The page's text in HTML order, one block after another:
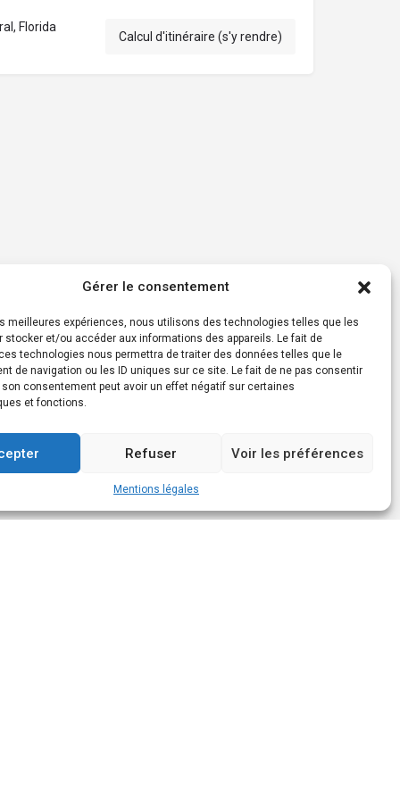
Gérer le consentement
meilleures expériences, nous utilisons des technologies telles que les
stocker et/ou accéder aux informations des appareils. Le fait de
technologies nous permettra de traiter des données telles que le
de navigation ou les ID uniques sur ce site. Le fait de ne pas consentir
son consentement peut avoir un effet négatif sur certaines
et fonctions.
Refuser Voir les préférences
Mentions légales
Florida
Calcul d'itinéraire (s'y rendre)